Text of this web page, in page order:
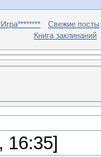
Свежие посты
Книга заклинаний
16:35]